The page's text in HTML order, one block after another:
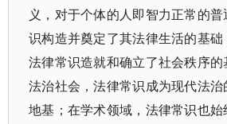
义，对于个体的人即智力正常的
识构造并奠定了其法律生活的基础
法律常识造就和确立了社会秩序
法治社会，法律常识成为现代法
地基；在学术领域，法律常识也